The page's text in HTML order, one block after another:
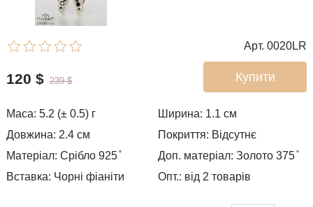
Арт. 0020LR
Купити
120 $ 239 $
Маса: 5.2 (± 0.5) г Ширина: 1.1см
Довжина: 2.4 см
Покриття: Відсутнє
Матеріал: Срібло 925 ̊
Доп. матеріал: Золото 375 ̊
Вставка: Чорні фіаніти
Опт.: від 2 товарів